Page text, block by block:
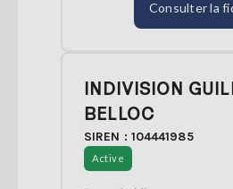
Consulter la
INDIVISION
BELLOC
SIREN : 104441985
Active